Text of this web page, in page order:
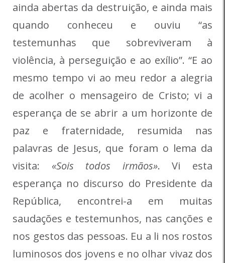
ainda abertas da destruição, e ainda mais
quando conheceu e ouviu “as
testemunhas que sobreviveram à
violência, à perseguição e ao exílio”. “E ao
mesmo tempo vi ao meu redor a alegria
de acolher o mensageiro de Cristo; vi a
esperança de se abrir a um horizonte de
paz e fraternidade, resumida nas
palavras de Jesus, que foram o lema da
visita: «Sois todos irmãos». Vi esta
esperança no discurso do Presidente da
República, encontrei-a em muitas
saudações e testemunhos, nas canções e
nos gestos das pessoas. Eu a li nos rostos
luminosos dos jovens e no olhar vivaz dos